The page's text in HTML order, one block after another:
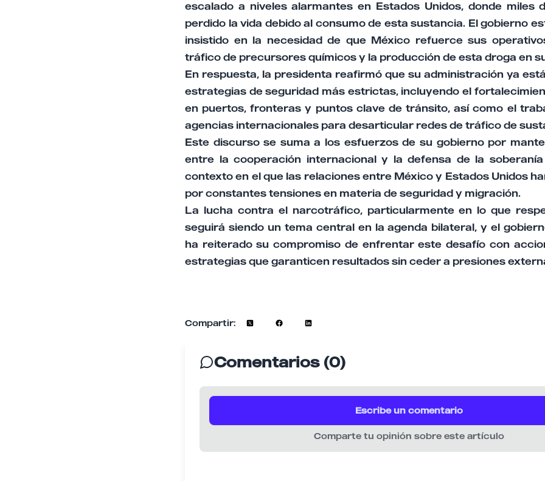
escalado a niveles alarmantes en Estados Unidos, donde miles
perdido la vida debido al consumo de esta sustancia. El gobierno
insistido en la necesidad de que México refuerce sus
tráfico de precursores químicos y la producción de esta droga en
En respuesta, la presidenta reafirmó que su administración ya
estrategias de seguridad más estrictas, incluyendo el
en puertos, fronteras y puntos clave de tránsito, así como el
agencias internacionales para desarticular redes de tráfico de
Este discurso se suma a los esfuerzos de su gobierno por
entre la cooperación internacional y la defensa de la
contexto en el que las relaciones entre México y Estados Unidos
por constantes tensiones en materia de seguridad y migración.
La lucha contra el narcotráfico, particularmente en lo que
seguirá siendo un tema central en la agenda bilateral, y el
ha reiterado su compromiso de enfrentar este desafío con
estrategias que garanticen resultados sin ceder a presiones
Compartir:
Comentarios (0)
Escribe un comentario
Comparte tu opinión sobre este artículo